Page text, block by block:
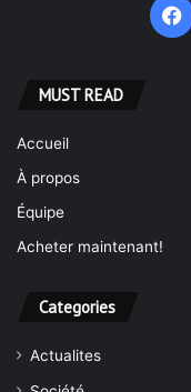
MUST READ
Accueil
À propos
Équipe
Acheter maintenant!
Categories
Actualites